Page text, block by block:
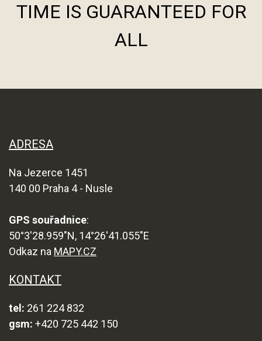
TIME IS GUARANTEED FOR
ALL
ADRESA
Na Jezerce 1451
140 00 Praha 4 - Nusle
GPS souřadnice:
50°3'28.959"N, 14°26'41.055"E
Odkaz na MAPY.CZ
KONTAKT
tel: 261 224 832
gsm: +420 725 442 150